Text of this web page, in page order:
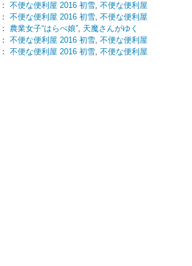
： 不便な便利屋 2016 初雪, 不便な便利屋
： 不便な便利屋 2016 初雪, 不便な便利屋
： 農業女子“はらぺ娘”, 天魔さんがゆく
： 不便な便利屋 2016 初雪, 不便な便利屋
： 不便な便利屋 2016 初雪, 不便な便利屋